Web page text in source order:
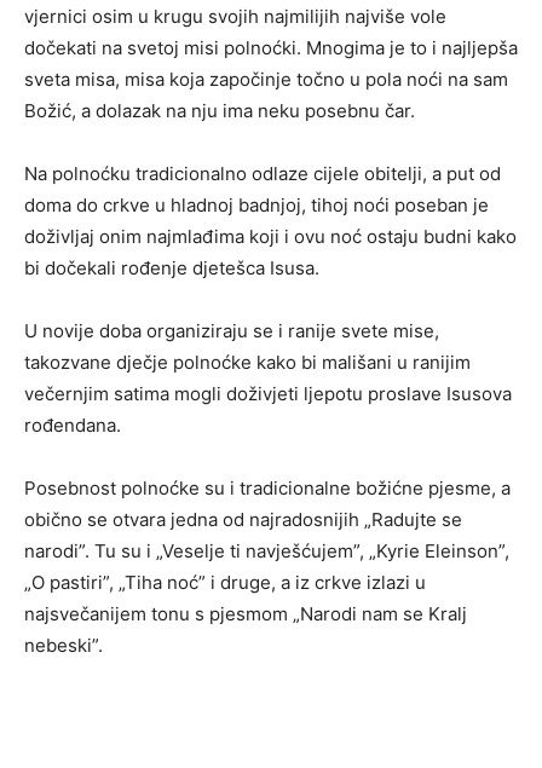
vjernici osim u krugu svojih najmilijih najviše vole
dočekati na svetoj misi polnoćki. Mnogima je to i najljepša
sveta misa, misa koja započinje točno u pola noći na sam
Božić, a dolazak na nju ima neku posebnu čar.
Na polnoćku tradicionalno odlaze cijele obitelji, a put od
doma do crkve u hladnoj badnjoj, tihoj noći poseban je
doživljaj onim najmlađima koji i ovu noć ostaju budni kako
bi dočekali rođenje djetešca Isusa.
U novije doba organiziraju se i ranije svete mise,
takozvane dječje polnoćke kako bi mališani u ranijim
večernjim satima mogli doživjeti ljepotu proslave Isusova
rođendana.
Posebnost polnoćke su i tradicionalne božićne pjesme, a
obično se otvara jedna od najradosnijih „Radujte se
narodi”. Tu su i „Veselje ti navješćujem”, „Kyrie Eleinson”,
„O pastiri”, „Tiha noć” i druge, a iz crkve izlazi u
najsvečanijem tonu s pjesmom „Narodi nam se Kralj
nebeski”.